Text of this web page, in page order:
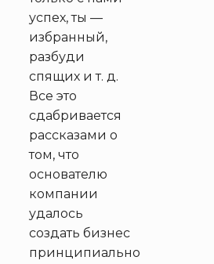
успех, ты —
избранный,
разбуди
спящих и т. д.
Все это
сдабривается
рассказами о
том, что
основателю
компании
удалось
создать бизнес
принципиально